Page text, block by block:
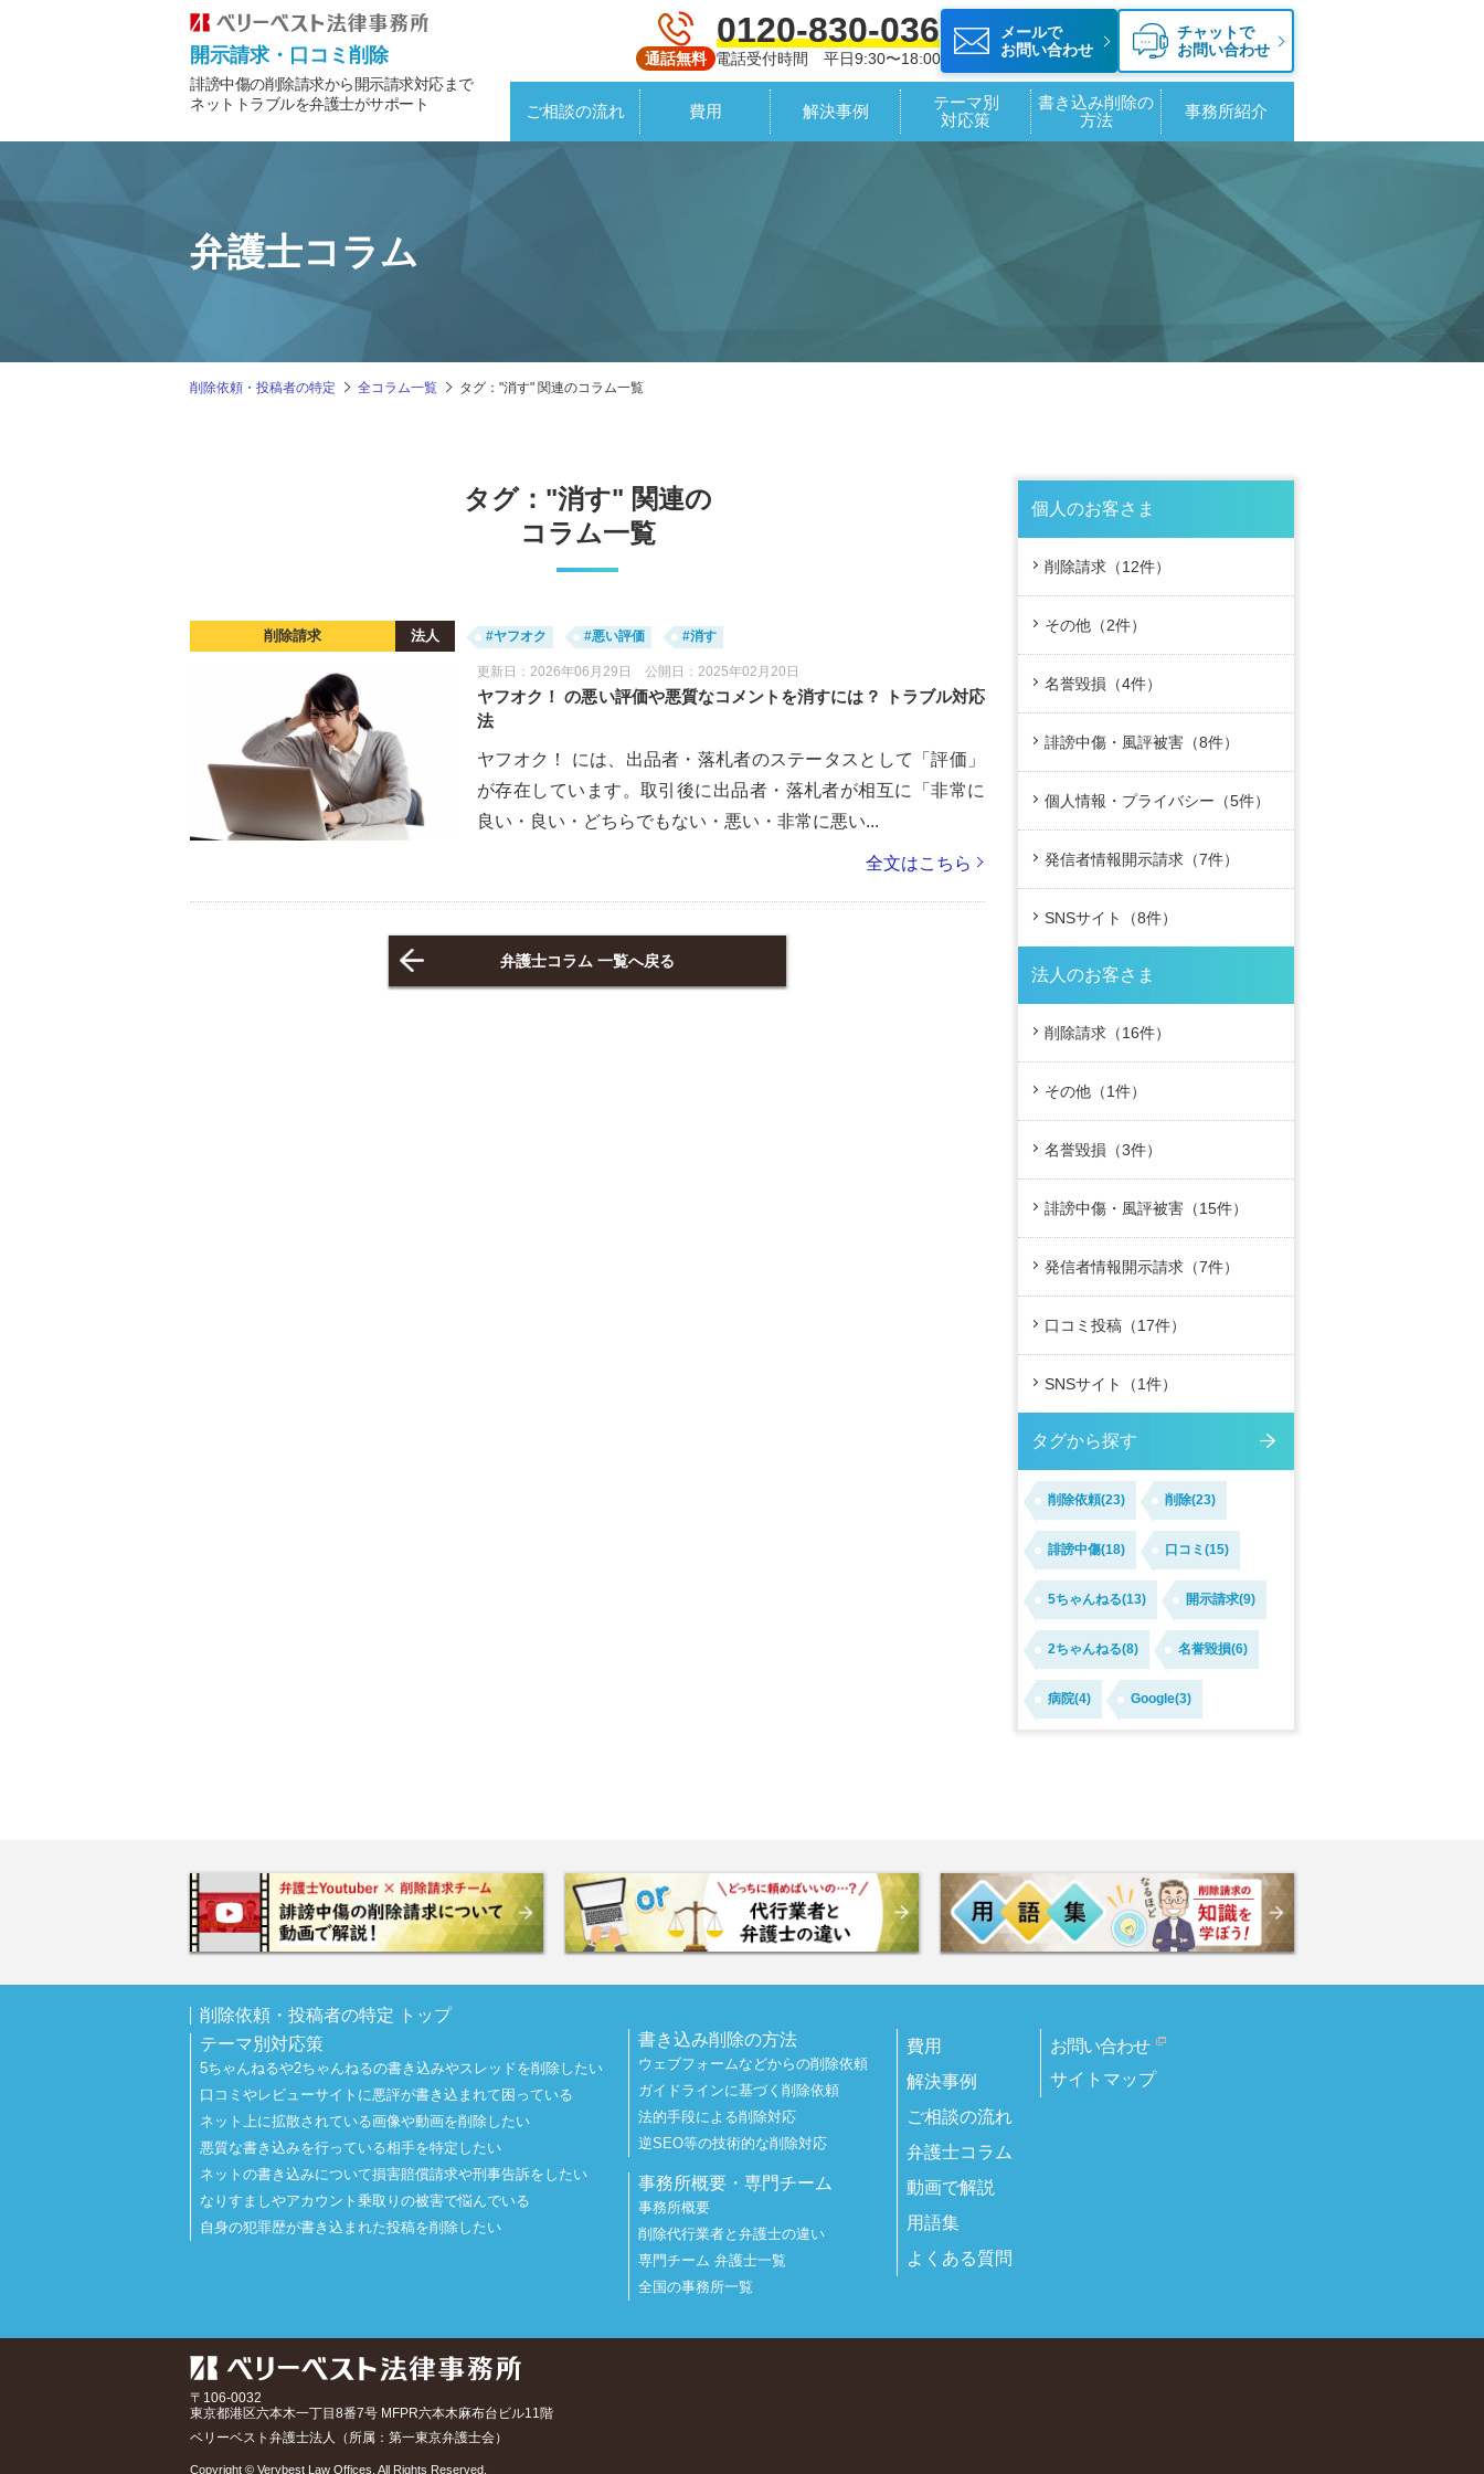
開示請求・口コミ削除
誹謗中傷の削除請求から開示請求対応まで
ネットトラブルを弁護士がサポート
通話無料
0120-830-036
電話受付時間 平日9:30〜18:00
メールで
お問い合わせ
チャットで
お問い合わせ
ご相談の流れ 費用 解決事例
テーマ別
対応策
書き込み削除の
方法
事務所紹介
弁護士コラム
削除依頼・投稿者の特定 全コラム一覧 タグ："消す" 関連のコラム一覧
タグ："消す" 関連の
コラム一覧
削除請求 法人
更新日：2026年06月29日 公開日：2025年02月20日
ヤフオク！ の悪い評価や悪質なコメントを消すには？ トラブル対応
法
ヤフオク！ には、出品者・落札者のステータスとして「評価」
が存在しています。取引後に出品者・落札者が相互に「非常に
良い・良い・どちらでもない・悪い・非常に悪い...
全文はこちら
#ヤフオク #悪い評価 #消す
弁護士コラム 一覧へ戻る
個人のお客さま
削除請求（12件）
その他（2件）
名誉毀損（4件）
誹謗中傷・風評被害（8件）
個人情報・プライバシー（5件）
発信者情報開示請求（7件）
SNSサイト（8件）
法人のお客さま
削除請求（16件）
その他（1件）
名誉毀損（3件）
誹謗中傷・風評被害（15件）
発信者情報開示請求（7件）
口コミ投稿（17件）
SNSサイト（1件）
タグから探す
削除依頼(23) 削除(23)
誹謗中傷(18) 口コミ(15)
5ちゃんねる(13) 開示請求(9)
2ちゃんねる(8) 名誉毀損(6)
病院(4) Google(3)
削除依頼・投稿者の特定 トップ
テーマ別対応策
5ちゃんねるや2ちゃんねるの書き込みやスレッドを削除したい
口コミやレビューサイトに悪評が書き込まれて困っている
ネット上に拡散されている画像や動画を削除したい
悪質な書き込みを行っている相手を特定したい
ネットの書き込みについて損害賠償請求や刑事告訴をしたい
なりすましやアカウント乗取りの被害で悩んでいる
自身の犯罪歴が書き込まれた投稿を削除したい
書き込み削除の方法
ウェブフォームなどからの削除依頼
ガイドラインに基づく削除依頼
法的手段による削除対応
逆SEO等の技術的な削除対応
事務所概要・専門チーム
事務所概要
削除代行業者と弁護士の違い
専門チーム 弁護士一覧
全国の事務所一覧
費用
解決事例
ご相談の流れ
弁護士コラム
動画で解説
用語集
よくある質問
お問い合わせ
サイトマップ
〒106-0032
東京都港区六本木一丁目8番7号 MFPR六本木麻布台ビル11階
ベリーベスト弁護士法人（所属：第一東京弁護士会）
Copyright © Verybest Law Offices. All Rights Reserved.